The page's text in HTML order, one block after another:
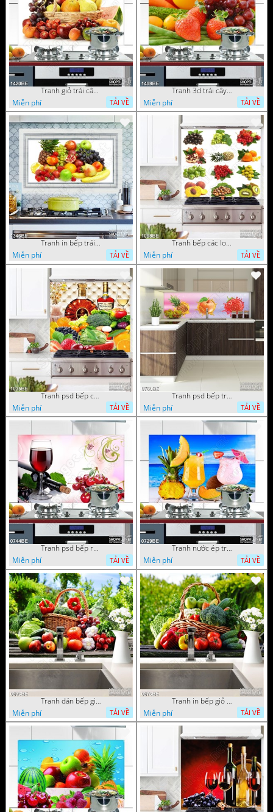
Tranh giỏ trái cây tươi trên bàn treo bếp
Miễn phí
TẢI VỀ
Tranh 3d trái cây tươi trong góc bếp
Miễn phí
TẢI VỀ
Tranh in bếp trái cây tươi cho bữa tiệc
Miễn phí
TẢI VỀ
Tranh bếp các loại trái cây tốt cho sức khỏe
Miễn phí
TẢI VỀ
Tranh psd bếp chai rượu X.O trên bàn
Miễn phí
TẢI VỀ
Tranh psd bếp trái cây tươi mọng nước
Miễn phí
TẢI VỀ
Tranh psd bếp rượu vang bên trái cherry
Miễn phí
TẢI VỀ
Tranh nước ép trái cây trên bờ biển treo bếp
Miễn phí
TẢI VỀ
Tranh dán bếp giỏ trái cây tươi trong vườn nhà
Miễn phí
TẢI VỀ
Tranh in bếp giỏ rau củ tươi trên bàn
Miễn phí
TẢI VỀ